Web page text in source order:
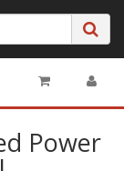
Power